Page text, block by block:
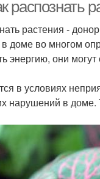
распознать
растения -
доме во многом
энергию, они
в условиях
нарушений в